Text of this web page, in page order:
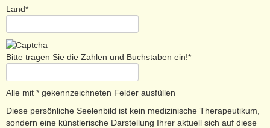
Land*
Bitte tragen Sie die Zahlen und Buchstaben ein!*
Alle mit * gekennzeichneten Felder ausfüllen
Diese persönliche Seelenbild ist kein medizinische Therapeutikum,
sondern eine künstlerische Darstellung Ihrer aktuell sich auf diese